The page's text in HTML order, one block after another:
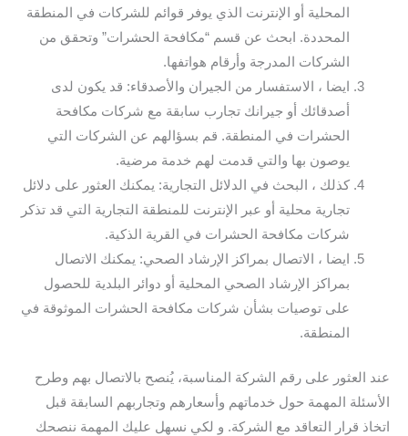
المحلية أو الإنترنت الذي يوفر قوائم للشركات في المنطقة
المحددة. ابحث عن قسم “مكافحة الحشرات” وتحقق من
الشركات المدرجة وأرقام هواتفها.
ايضا ، الاستفسار من الجيران والأصدقاء: قد يكون لدى
أصدقائك أو جيرانك تجارب سابقة مع شركات مكافحة
الحشرات في المنطقة. قم بسؤالهم عن الشركات التي
يوصون بها والتي قدمت لهم خدمة مرضية.
كذلك ، البحث في الدلائل التجارية: يمكنك العثور على دلائل
تجارية محلية أو عبر الإنترنت للمنطقة التجارية التي قد تذكر
شركات مكافحة الحشرات في القرية الذكية.
ايضا ، الاتصال بمراكز الإرشاد الصحي: يمكنك الاتصال
بمراكز الإرشاد الصحي المحلية أو دوائر البلدية للحصول
على توصيات بشأن شركات مكافحة الحشرات الموثوقة في
المنطقة.
عند العثور على رقم الشركة المناسبة، يُنصح بالاتصال بهم وطرح
الأسئلة المهمة حول خدماتهم وأسعارهم وتجاربهم السابقة قبل
اتخاذ قرار التعاقد مع الشركة. و لكي نسهل عليك المهمة ننصحك